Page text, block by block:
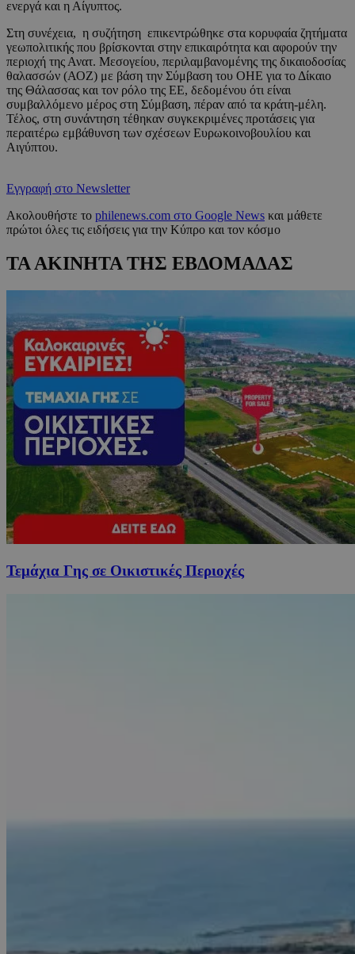
ενεργά και η Αίγυπτος.
Στη συνέχεια, η συζήτηση επικεντρώθηκε στα κορυφαία ζητήματα
γεωπολιτικής που βρίσκονται στην επικαιρότητα και αφορούν την
περιοχή της Ανατ. Μεσογείου, περιλαμβανομένης της δικαιοδοσίας
θαλασσών (ΑΟΖ) με βάση την Σύμβαση του ΟΗΕ για το Δίκαιο
της Θάλασσας και τον ρόλο της ΕΕ, δεδομένου ότι είναι
συμβαλλόμενο μέρος στη Σύμβαση, πέραν από τα κράτη-μέλη.
Τέλος, στη συνάντηση τέθηκαν συγκεκριμένες προτάσεις για
περαιτέρω εμβάθυνση των σχέσεων Ευρωκοινοβουλίου και
Αιγύπτου.
Εγγραφή στο Newsletter
Ακολουθήστε το philenews.com στο Google News και μάθετε
πρώτοι όλες τις ειδήσεις για την Κύπρο και τον κόσμο
ΤΑ ΑΚΙΝΗΤΑ ΤΗΣ ΕΒΔΟΜΑΔΑΣ
Τεμάχια Γης σε Οικιστικές Περιοχές